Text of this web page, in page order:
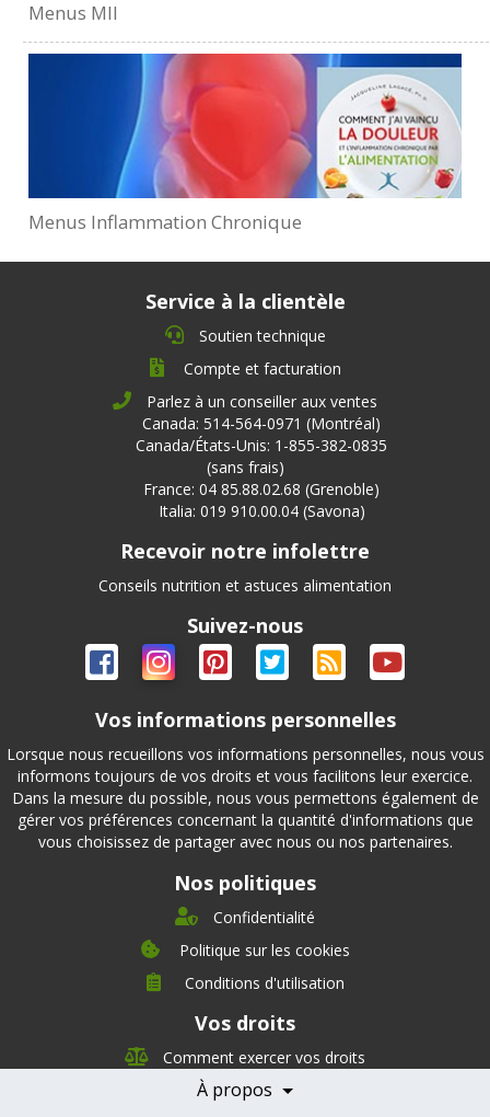
Menus MII
Menus Inflammation Chronique
Service à la clientèle
Soutien technique
Compte et facturation
Parlez à un conseiller aux ventes
Canada: 514-564-0971 (Montréal)
Canada/États-Unis: 1-855-382-0835
(sans frais)
France: 04 85.88.02.68 (Grenoble)
Italia: 019 910.00.04 (Savona)
Recevoir notre infolettre
Conseils nutrition et astuces alimentation
Suivez-nous
Vos informations personnelles
Lorsque nous recueillons vos informations personnelles, nous vous
informons toujours de vos droits et vous facilitons leur exercice.
Dans la mesure du possible, nous vous permettons également de
gérer vos préférences concernant la quantité d'informations que
vous choisissez de partager avec nous ou nos partenaires.
Nos politiques
Confidentialité
Politique sur les cookies
Conditions d'utilisation
Vos droits
Comment exercer vos droits
À propos
Direction
Nutrition
Nos partenaires